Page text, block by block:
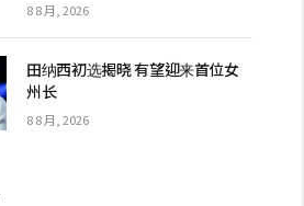
8 8 月, 2026
田纳西初选揭晓 有望迎来首位女
州长
8 8 月, 2026